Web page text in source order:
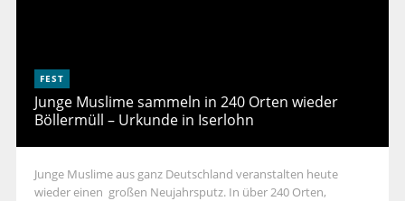
FEST
Junge Muslime sammeln in 240 Orten wieder
Böllermüll – Urkunde in Iserlohn
Junge Muslime aus ganz Deutschland veranstalten heute
wieder einen großen Neujahrsputz. In über 240 Orten,